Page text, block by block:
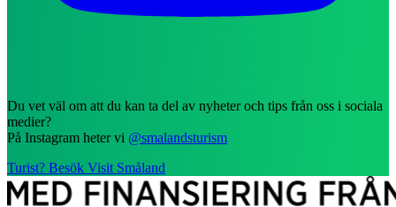
Du vet väl om att du kan ta del av nyheter och tips från oss i sociala
medier?
På Instagram heter vi @smalandsturism
Turist? Besök Visit Småland